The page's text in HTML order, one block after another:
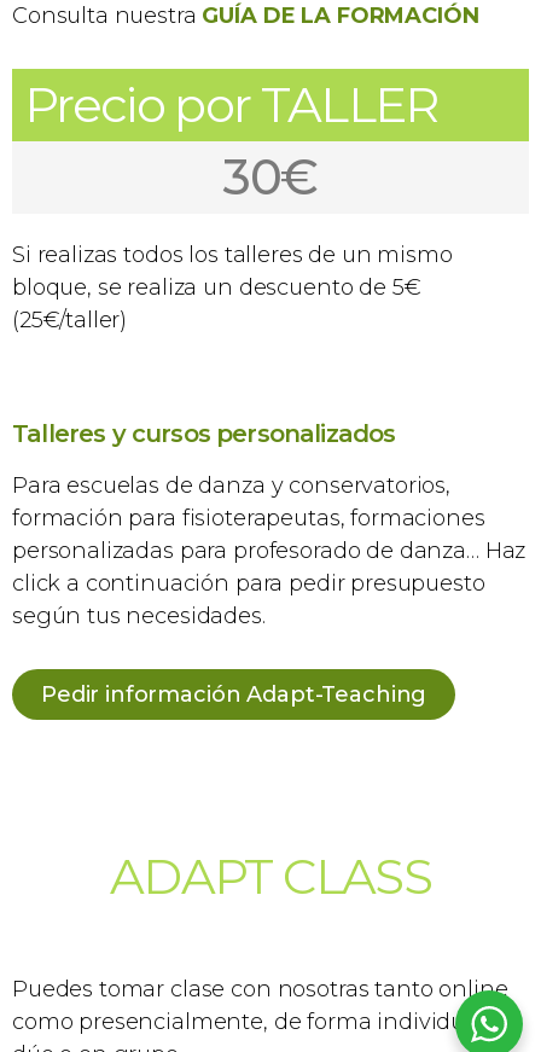
Consulta nuestra GUÍA DE LA FORMACIÓN
Precio por TALLER
30€
Si realizas todos los talleres de un mismo
bloque, se realiza un descuento de 5€
(25€/taller)
Talleres y cursos personalizados
Para escuelas de danza y conservatorios,
formación para fisioterapeutas, formaciones
personalizadas para profesorado de danza… Haz
click a continuación para pedir presupuesto
según tus necesidades.
Pedir información Adapt-Teaching
ADAPT CLASS
Puedes tomar clase con nosotras tanto online
como presencialmente, de forma individual, en